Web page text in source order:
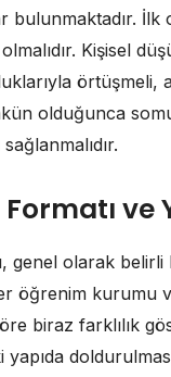
bulunmaktadır. İlk
Kişisel
örtüşmeli,
olduğunca
ve
genel olarak
öğrenim kurumu
biraz farklılık
yapıda